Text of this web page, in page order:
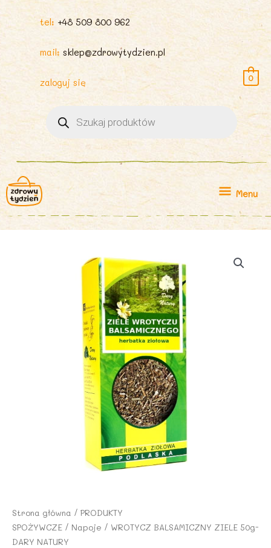
tel: +48 509 800 962
mail: sklep@zdrowytydzien.pl
zaloguj się
produktów
0
Menu
Menu
Strona główna / PRODUKTY
SPOŻYWCZE / Napoje / WROTYCZ BALSAMICZNY ZIELE 50g-
DARY NATURY